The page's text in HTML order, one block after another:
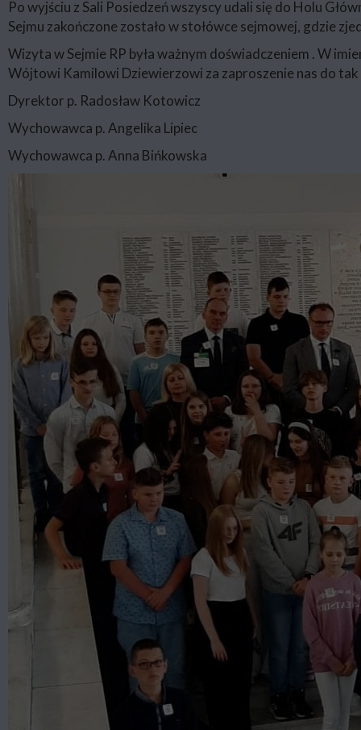
Po wyjściu z Sali Posiedzeń wszyscy udali się do Holu
Sejmu zakończone zostało w stołówce sejmowej, gdzie
Wizyta w Sejmie RP była ważnym doświadczeniem . W
Wójtowi Kamilowi Dziewierzowi za zaproszenie nas do
Dyrektor p. Radosław Kotowicz
Wychowawca p. Angelika Lipiec
Wychowawca p. Anna Bińkowska